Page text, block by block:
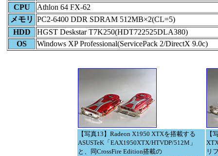
CPU
Athlon 64 FX-62
メモリ PC2-6400 DDR SDRAM 512MB×2(CL=5)
HDD
HGST Deskstar T7K250(HDT722525DLA380)
OS
Windows XP Professional(ServicePack 2/DirectX 9.0c)
【写真13】Radeon X1950 XTXを搭載する
ASUSTeK「EAX1950XTX/HTVDP/512M」
と、同CrossFire Edition搭載の
【
リ